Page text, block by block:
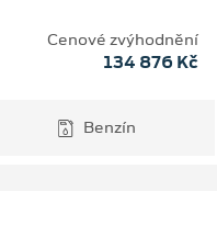
Cenové zvýhodnění
134 876 Kč
Benzín